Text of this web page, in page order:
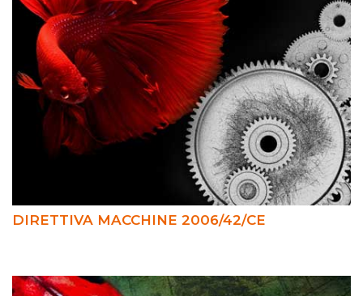
DIRETTIVA MACCHINE 2006/42/CE